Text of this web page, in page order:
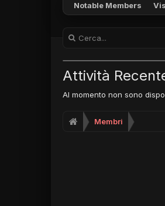
Notable Members
Attività
Al momento non sono
Membri